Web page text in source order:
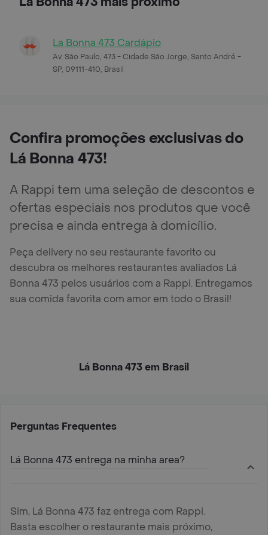
La Bonna 473 Cardápio
Av. São Paulo, 473 - Cidade São Jorge, Santo André -
SP, 09111-410, Brasil
Confira promoções exclusivas do
Lá Bonna 473!
A Rappi tem uma seleção de descontos e
ofertas especiais nos produtos que você
precisa e ainda entrega à domicílio.
Peça delivery no seu restaurante favorito ou
descubra os melhores restaurantes avaliados Lá
Bonna 473 pelos usuários com a Rappi. Entregamos
sua comida favorita com amor em todo o Brasil!
Lá Bonna 473 em Brasil
Perguntas Frequentes
Lá Bonna 473 entrega na minha area?
Sim, Lá Bonna 473 faz entrega com Rappi.
Basta escolher o restaurante mais próximo,